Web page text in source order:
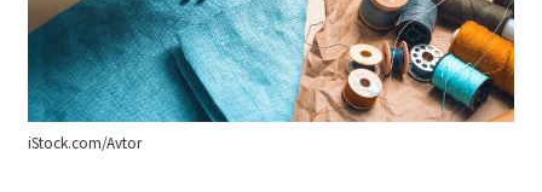
iStock.com/Avtor